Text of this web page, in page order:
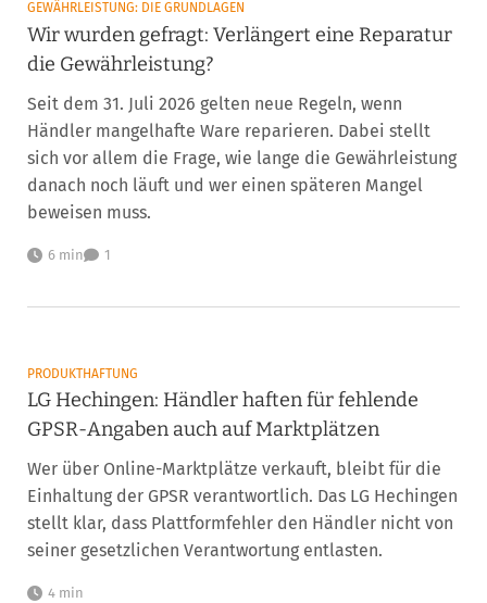
GEWÄHRLEISTUNG: DIE GRUNDLAGEN
Wir wurden gefragt: Verlängert eine Reparatur
die Gewährleistung?
Seit dem 31. Juli 2026 gelten neue Regeln, wenn
Händler mangelhafte Ware reparieren. Dabei stellt
sich vor allem die Frage, wie lange die Gewährleistung
danach noch läuft und wer einen späteren Mangel
beweisen muss.
6 min 1
PRODUKTHAFTUNG
LG Hechingen: Händler haften für fehlende
GPSR-Angaben auch auf Marktplätzen
Wer über Online-Marktplätze verkauft, bleibt für die
Einhaltung der GPSR verantwortlich. Das LG Hechingen
stellt klar, dass Plattformfehler den Händler nicht von
seiner gesetzlichen Verantwortung entlasten.
4 min